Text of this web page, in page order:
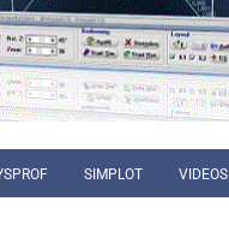
SIMPLOT VIDEOS